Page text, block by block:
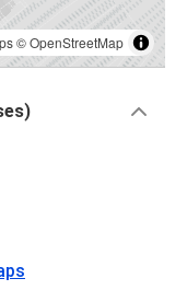
©OpenStreetMap